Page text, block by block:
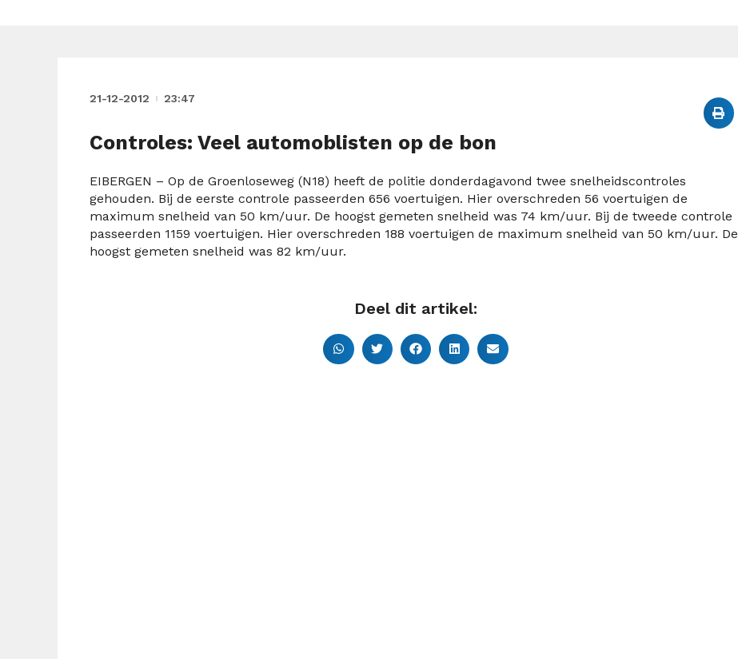
21-12-2012 23:47
Controles: Veel automoblisten op de bon
EIBERGEN – Op de Groenloseweg (N18) heeft de politie donderdagavond twee snelheidscontroles
gehouden. Bij de eerste controle passeerden 656 voertuigen. Hier overschreden 56 voertuigen de
maximum snelheid van 50 km/uur. De hoogst gemeten snelheid was 74 km/uur. Bij de tweede controle
passeerden 1159 voertuigen. Hier overschreden 188 voertuigen de maximum snelheid van 50 km/uur. De
hoogst gemeten snelheid was 82 km/uur.
Deel dit artikel: